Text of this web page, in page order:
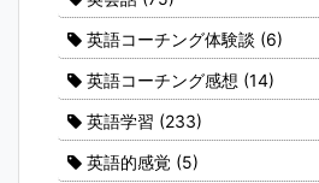
英語コーチング体験談 (6)
英語コーチング感想 (14)
英語学習 (233)
英語的感覚 (5)